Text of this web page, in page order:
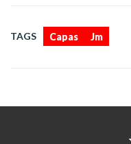
TAGS Capas Jm